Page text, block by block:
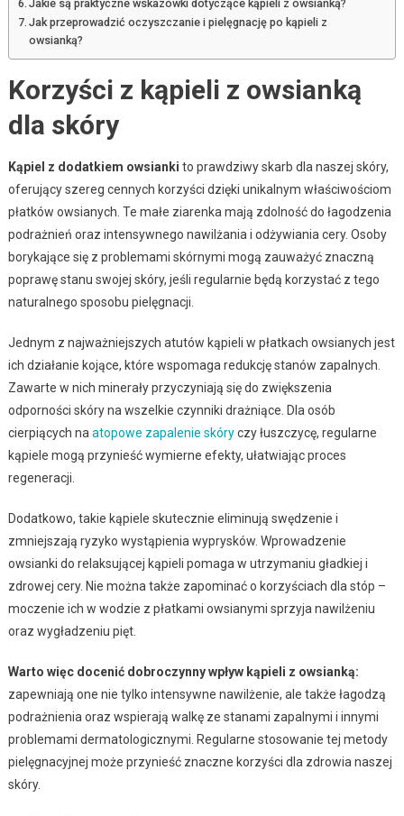
Jakie są praktyczne wskazówki dotyczące kąpieli z owsianką?
Jak przeprowadzić oczyszczanie i pielęgnację po kąpieli z
owsianką?
Korzyści z kąpieli z owsianką
dla skóry
Kąpiel z dodatkiem owsianki to prawdziwy skarb dla naszej skóry,
oferujący szereg cennych korzyści dzięki unikalnym właściwościom
płatków owsianych. Te małe ziarenka mają zdolność do łagodzenia
podrażnień oraz intensywnego nawilżania i odżywiania cery. Osoby
borykające się z problemami skórnymi mogą zauważyć znaczną
poprawę stanu swojej skóry, jeśli regularnie będą korzystać z tego
naturalnego sposobu pielęgnacji.
Jednym z najważniejszych atutów kąpieli w płatkach owsianych jest
ich działanie kojące, które wspomaga redukcję stanów zapalnych.
Zawarte w nich minerały przyczyniają się do zwiększenia
odporności skóry na wszelkie czynniki drażniące. Dla osób
cierpiących na atopowe zapalenie skóryczy łuszczycę, regularne
kąpiele mogą przynieść wymierne efekty, ułatwiając proces
regeneracji.
Dodatkowo, takie kąpiele skutecznie eliminują swędzenie i
zmniejszają ryzyko wystąpienia wyprysków. Wprowadzenie
owsianki do relaksującej kąpieli pomaga w utrzymaniu gładkiej i
zdrowej cery. Nie można także zapominać o korzyściach dla stóp –
moczenie ich w wodzie z płatkami owsianymi sprzyja nawilżeniu
oraz wygładzeniu pięt.
Warto więc docenić dobroczynny wpływ kąpieli z owsianką:
zapewniają one nie tylko intensywne nawilżenie, ale także łagodzą
podrażnienia oraz wspierają walkę ze stanami zapalnymi i innymi
problemami dermatologicznymi. Regularne stosowanie tej metody
pielęgnacyjnej może przynieść znaczne korzyści dla zdrowia naszej
skóry.